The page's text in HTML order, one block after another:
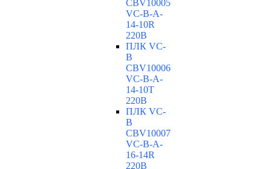
CBV10005
VC-В-A-
14-10R
220В
ПЛК VC-
B
CBV10006
VC-В-A-
14-10T
220В
ПЛК VC-
B
CBV10007
VC-В-A-
16-14R
220В